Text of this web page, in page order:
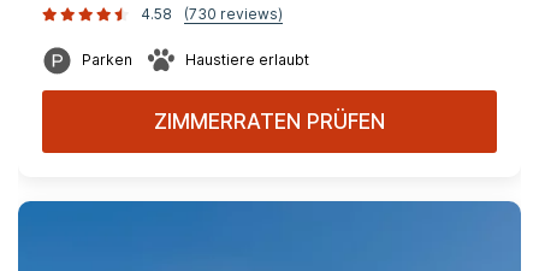
4.58
(730 reviews)
Parken Haustiere erlaubt
ZIMMERRATEN PRÜFEN